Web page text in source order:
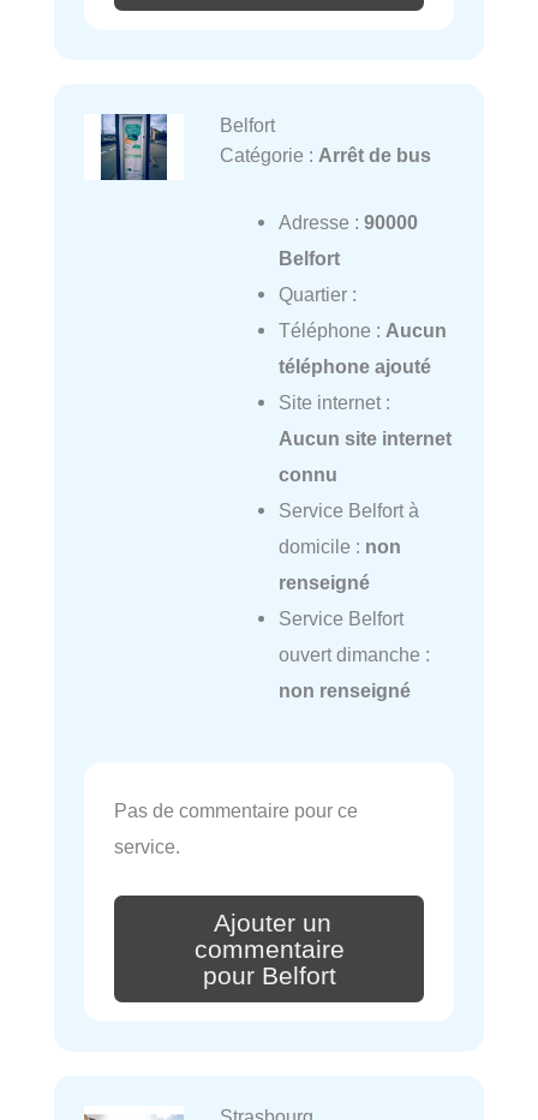
Belfort
Catégorie : Arrêt de bus
Adresse : 90000
Belfort
Quartier :
Téléphone : Aucun
téléphone ajouté
Site internet :
Aucun site internet
connu
Service Belfort à
domicile : non
renseigné
Service Belfort
ouvert dimanche :
non renseigné
Pas de commentaire pour ce
service.
Ajouter un
commentaire
pour Belfort